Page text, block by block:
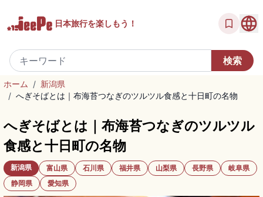
日本旅行を楽しもう！
ホーム / 新潟県
/ へぎそばとは｜布海苔つなぎのツルツル食感と十日町の名物
へぎそばとは｜布海苔つなぎのツルツル
食感と十日町の名物
新潟県 富山県 石川県 福井県 山梨県 長野県
岐阜県
静岡県
愛知県